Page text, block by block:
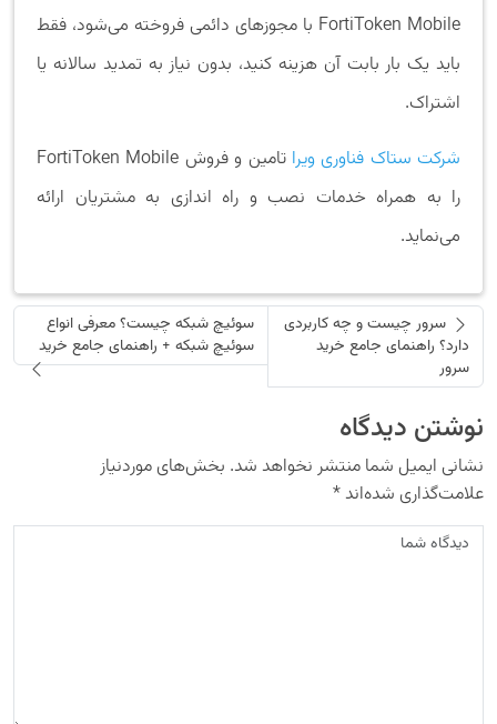
FortiToken Mobile با مجوزهای دائمی فروخته می‌شود، فقط
باید یک بار بابت آن هزینه کنید، بدون نیاز به تمدید سالانه یا
اشتراک.
شرکت ستاک فناوری ویرا
تامین و فروش FortiToken Mobile
را به همراه خدمات نصب و راه اندازی به مشتریان ارائه
می‌نماید.
سرور چیست و چه کاربردی
دارد؟ راهنمای جامع خرید
سرور
سوئیچ شبکه چیست؟ معرفی انواع
سوئیچ شبکه + راهنمای جامع خريد
نوشتن دیدگاه
نشانی ایمیل شما منتشر نخواهد شد. بخش‌های موردنیاز
علامت‌گذاری شده‌اند*